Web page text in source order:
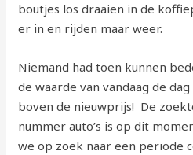
boutjes los draaien in de
er in en rijden maar weer.
Niemand had toen kunnen
de waarde van vandaag de
boven de nieuwprijs! De
nummer auto’s is op dit
we op zoek naar een periode